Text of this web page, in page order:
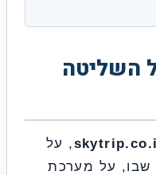
, על
מערכת